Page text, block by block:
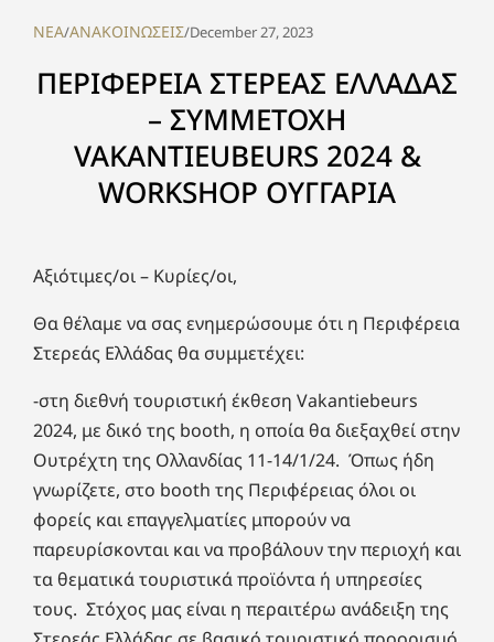
NEA/ΑΝΑΚΟΙΝΩΣΕΙΣ/December 27, 2023
ΠΕΡΙΦΕΡΕΙΑ ΣΤΕΡΕΑΣ ΕΛΛΑΔΑΣ
– ΣΥΜΜΕΤΟΧΗ
VAKANTIEUBEURS 2024 &
WORKSHOP ΟΥΓΓΑΡΙΑ
Αξιότιμες/οι – Κυρίες/οι,
Θα θέλαμε να σας ενημερώσουμε ότι η Περιφέρεια
Στερεάς Ελλάδας θα συμμετέχει:
-στη διεθνή τουριστική έκθεση Vakantiebeurs
2024, με δικό της booth, η οποία θα διεξαχθεί στην
Ουτρέχτη της Ολλανδίας 11-14/1/24. Όπως ήδη
γνωρίζετε, στο booth της Περιφέρειας όλοι οι
φορείς και επαγγελματίες μπορούν να
παρευρίσκονται και να προβάλουν την περιοχή και
τα θεματικά τουριστικά προϊόντα ή υπηρεσίες
τους. Στόχος μας είναι η περαιτέρω ανάδειξη της